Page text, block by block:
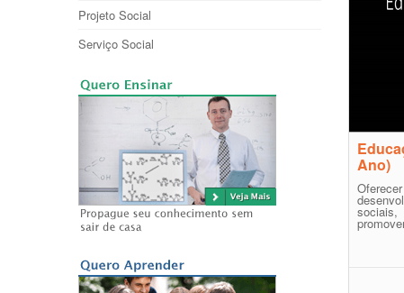
Projeto Social
Serviço Social
Ano)